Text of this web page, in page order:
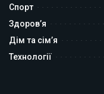
Спорт
Здоров’я
Дім та сім’я
Технології